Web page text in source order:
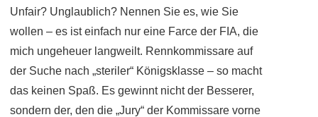
Unfair? Unglaublich? Nennen Sie es, wie Sie
wollen – es ist einfach nur eine Farce der FIA, die
mich ungeheuer langweilt. Rennkommissare auf
der Suche nach „steriler“ Königsklasse – so macht
das keinen Spaß. Es gewinnt nicht der Besserer,
sondern der, den die „Jury“ der Kommissare vorne